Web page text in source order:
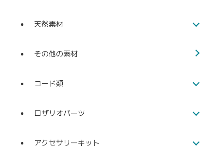
天然素材
その他の素材
コード類
ロザリオパーツ
アクセサリーキット